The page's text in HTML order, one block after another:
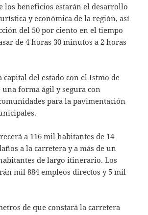
los beneficios estarán el desarrollo
y económica de la región, así
del 50 por ciento en el tiempo
de 4 horas 30 minutos a 2 horas
capital del estado con el Istmo de
una forma ágil y segura con
para la pavimentación
a 116 mil habitantes de 14
a la carretera y a más de un
de largo itinerario. Los
mil 884 empleos directos y 5 mil
de que constará la carretera